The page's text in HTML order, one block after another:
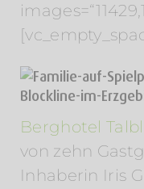
Berghotel
von zehn
Inhaberin Iris